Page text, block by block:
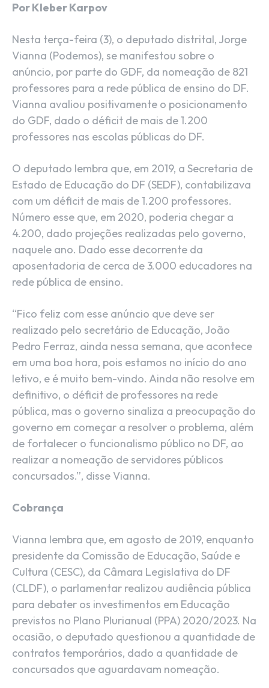
Por Kleber Karpov
Nesta terça-feira (3), o deputado distrital, Jorge
Vianna (Podemos), se manifestou sobre o
anúncio, por parte do GDF, da nomeação de 821
professores para a rede pública de ensino do DF.
Vianna avaliou positivamente o posicionamento
do GDF, dado o déficit de mais de 1.200
professores nas escolas públicas do DF.
O deputado lembra que, em 2019, a Secretaria de
Estado de Educação do DF (SEDF), contabilizava
com um déficit de mais de 1.200 professores.
Número esse que, em 2020, poderia chegar a
4.200, dado projeções realizadas pelo governo,
naquele ano. Dado esse decorrente da
aposentadoria de cerca de 3.000 educadores na
rede pública de ensino.
“Fico feliz com esse anúncio que deve ser
realizado pelo secretário de Educação, João
Pedro Ferraz, ainda nessa semana, que acontece
em uma boa hora, pois estamos no início do ano
letivo, e é muito bem-vindo. Ainda não resolve em
definitivo, o déficit de professores na rede
pública, mas o governo sinaliza a preocupação do
governo em começar a resolver o problema, além
de fortalecer o funcionalismo público no DF, ao
realizar a nomeação de servidores públicos
concursados.”, disse Vianna.
Cobrança
Vianna lembra que, em agosto de 2019, enquanto
presidente da Comissão de Educação, Saúde e
Cultura (CESC), da Câmara Legislativa do DF
(CLDF), o parlamentar realizou audiência pública
para debater os investimentos em Educação
previstos no Plano Plurianual (PPA) 2020/2023. Na
ocasião, o deputado questionou a quantidade de
contratos temporários, dado a quantidade de
concursados que aguardavam nomeação.